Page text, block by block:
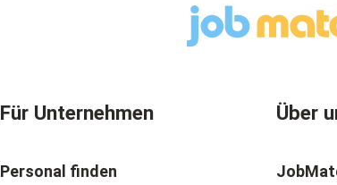
Für Unternehmen
Personal finden
Über